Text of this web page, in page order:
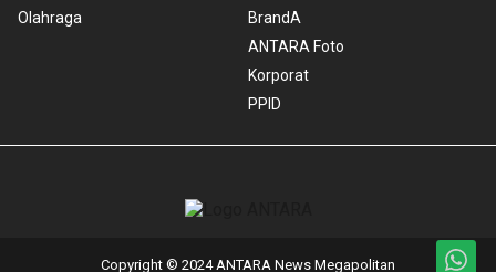
Olahraga
BrandA
ANTARA Foto
Korporat
PPID
Copyright © 2024 ANTARA News Megapolitan